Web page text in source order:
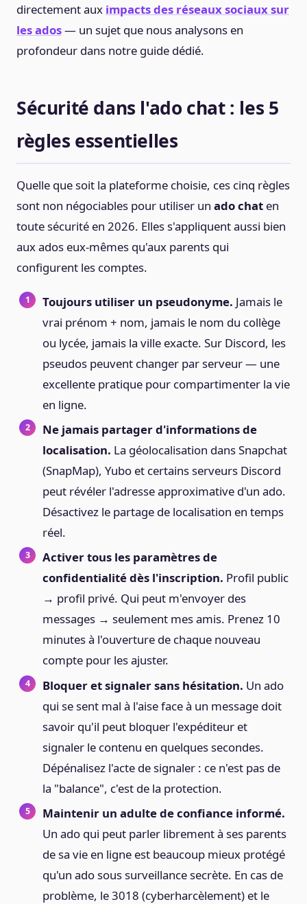
directement aux impacts des réseaux sociaux sur
les ados— un sujet que nous analysons en
profondeur dans notre guide dédié.
Sécurité dans l'ado chat : les 5
règles essentielles
Quelle que soit la plateforme choisie, ces cinq règles
sont non négociables pour utiliser un ado chat en
toute sécurité en 2026. Elles s'appliquent aussi bien
aux ados eux-mêmes qu'aux parents qui
configurent les comptes.
Toujours utiliser un pseudonyme. Jamais le
vrai prénom + nom, jamais le nom du collège
ou lycée, jamais la ville exacte. Sur Discord, les
pseudos peuvent changer par serveur — une
excellente pratique pour compartimenter la vie
en ligne.
Ne jamais partager d'informations de
localisation. La géolocalisation dans Snapchat
(SnapMap), Yubo et certains serveurs Discord
peut révéler l'adresse approximative d'un ado.
Désactivez le partage de localisation en temps
réel.
Activer tous les paramètres de
confidentialité dès l'inscription. Profil public
→ profil privé. Qui peut m'envoyer des
messages → seulement mes amis. Prenez 10
minutes à l'ouverture de chaque nouveau
compte pour les ajuster.
Bloquer et signaler sans hésitation. Un ado
qui se sent mal à l'aise face à un message doit
savoir qu'il peut bloquer l'expéditeur et
signaler le contenu en quelques secondes.
Dépénalisez l'acte de signaler : ce n'est pas de
la "balance", c'est de la protection.
Maintenir un adulte de confiance informé.
Un ado qui peut parler librement à ses parents
de sa vie en ligne est beaucoup mieux protégé
qu'un ado sous surveillance secrète. En cas de
problème, le 3018 (cyberharcèlement) et le